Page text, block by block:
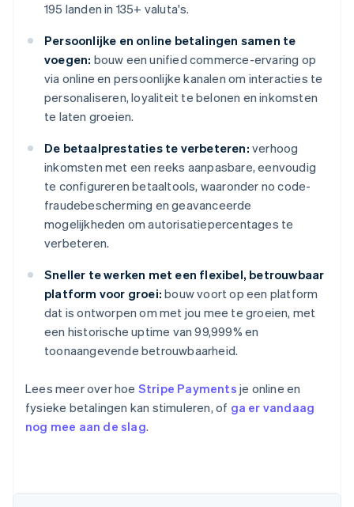
195 landen in 135+ valuta's.
Persoonlijke en online betalingen samen te
voegen: bouw een unified commerce-ervaring op
via online en persoonlijke kanalen om interacties te
personaliseren, loyaliteit te belonen en inkomsten
te laten groeien.
De betaalprestaties te verbeteren: verhoog
inkomsten met een reeks aanpasbare, eenvoudig
te configureren betaaltools, waaronder no code-
fraudebescherming en geavanceerde
mogelijkheden om autorisatiepercentages te
verbeteren.
Sneller te werken met een flexibel, betrouwbaar
platform voor groei: bouw voort op een platform
dat is ontworpen om met jou mee te groeien, met
een historische uptime van 99,999% en
toonaangevende betrouwbaarheid.
Lees meer over hoe Stripe Payments je online en
fysieke betalingen kan stimuleren, of ga er vandaag
nog mee aan de slag.
English